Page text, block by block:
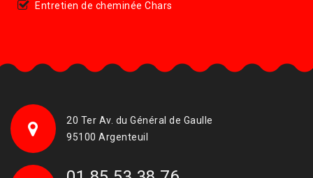
Entretien de cheminée Chars
20 Ter Av. du Général de Gaulle
95100 Argenteuil